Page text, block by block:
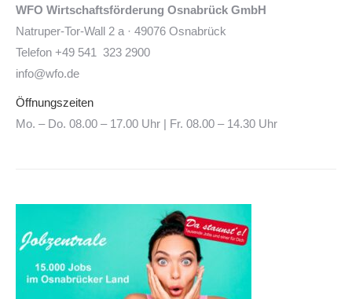
WFO Wirtschaftsförderung Osnabrück GmbH
Natruper-Tor-Wall 2 a · 49076 Osnabrück
Telefon +49 541 323 2900
info@wfo.de
Öffnungszeiten
Mo. – Do. 08.00 – 17.00 Uhr | Fr. 08.00 – 14.30 Uhr